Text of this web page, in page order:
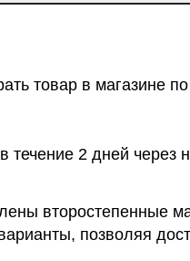
товар в магазине
течение 2 дней
второстепенные
позволяя